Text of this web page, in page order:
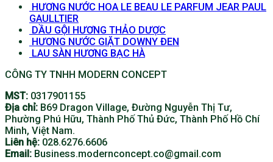
HƯƠNG NƯỚC HOA LE BEAU LE PARFUM JEAR PAUL
GAULLTIER
DẦU GỘI HƯƠNG THẢO DƯỢC
HƯƠNG NƯỚC GIẶT DOWNY ĐEN
LAU SÀN HƯƠNG BẠC HÀ
CÔNG TY TNHH MODERN CONCEPT
MST: 0317901155
Địa chỉ: B69 Dragon Village, Đường Nguyễn Thị Tư,
Phường Phú Hữu, Thành Phố Thủ Đức, Thành Phố Hồ Chí
Minh, Việt Nam.
Liên hệ: 028.6276.6606
Email: Business.modernconcept.co@gmail.com